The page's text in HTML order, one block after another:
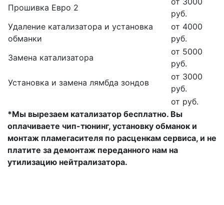
Прошивка Евро 2
руб.
Удаление катализатора и установка
обманки
от 4000
руб.
Замена катализатора
от 5000
руб.
Установка и замена лямбда зондов
от 3000
руб.
от руб.
*Мы вырезаем катализатор бесплатно. Вы
оплачиваете чип-тюнинг, установку обманок и
монтаж пламегасителя по расценкам сервиса, и не
платите за демонтаж переданного нам на
утилизацию нейтрализатора.